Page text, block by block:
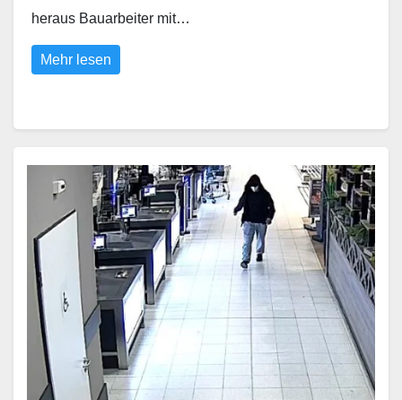
heraus Bauarbeiter mit…
Mehr lesen